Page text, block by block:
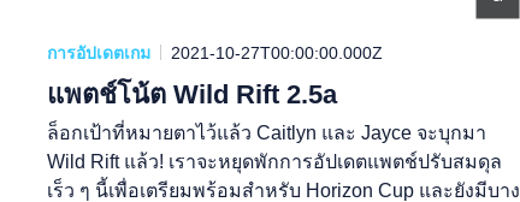
การอัปเดตเกม 2021-10-27T00:00:00.000Z
แพตช์โน้ต Wild Rift 2.5a
ล็อกเป้าที่หมายตาไว้แล้ว Caitlyn และ Jayce จะบุกมา
Wild Rift แล้ว! เราจะหยุดพักการอัปเดตแพตช์ปรับสมดุล
เร็ว ๆ นี้เพื่อเตรียมพร้อมสำหรับ Horizon Cup และยังมีบาง